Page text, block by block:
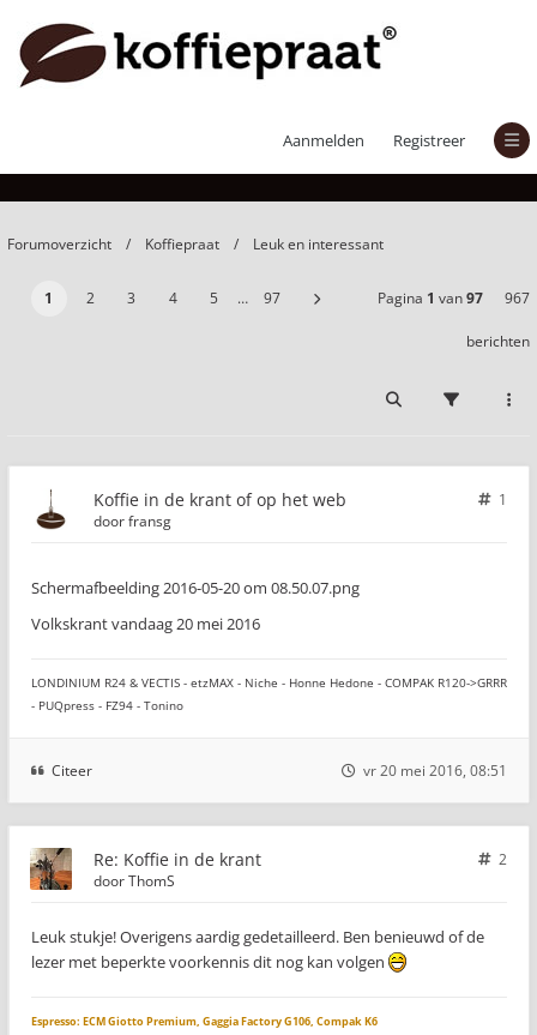
Aanmelden Registreer
Koffie in de krant of op het web
Forumoverzicht Koffiepraat Leuk en interessant
1 2 3 4 5 … 97 Pagina 1 van97 967
berichten
Koffie in de krant of op het web
1
doorfransg
Schermafbeelding 2016-05-20 om 08.50.07.png
Volkskrant vandaag 20 mei 2016
LONDINIUM R24 & VECTIS - etzMAX - Niche - Honne Hedone - COMPAK R120->GRRR
- PUQpress - FZ94 - Tonino
Citeer vr 20 mei 2016, 08:51
Re: Koffie in de krant
2
doorThomS
Leuk stukje! Overigens aardig gedetailleerd. Ben benieuwd of de
lezer met beperkte voorkennis dit nog kan volgen
Espresso: ECM Giotto Premium, Gaggia Factory G106, Compak K6